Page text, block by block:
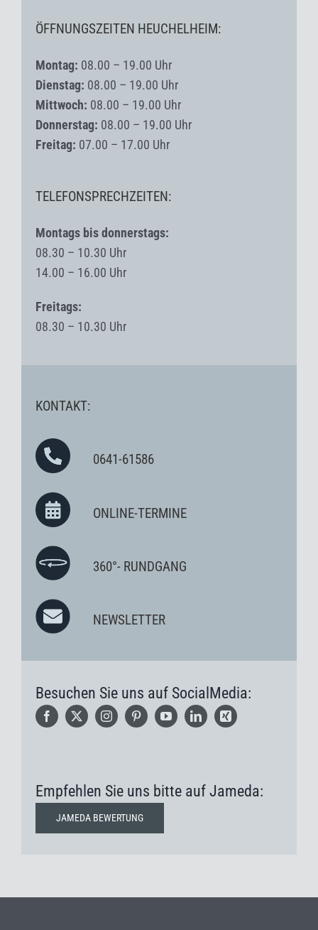
ÖFFNUNGSZEITEN HEUCHELHEIM:
Montag: 08.00 – 19.00 Uhr
Dienstag: 08.00 – 19.00 Uhr
Mittwoch: 08.00 – 19.00 Uhr
Donnerstag: 08.00 – 19.00 Uhr
Freitag: 07.00 – 17.00 Uhr
TELEFONSPRECHZEITEN:
Montags bis donnerstags:
08.30 – 10.30 Uhr
14.00 – 16.00 Uhr
Freitags:
08.30 – 10.30 Uhr
KONTAKT:
0641-61586
ONLINE-TERMINE
360°- RUNDGANG
NEWSLETTER
Besuchen Sie uns auf SocialMedia:
Empfehlen Sie uns bitte auf Jameda:
JAMEDA BEWERTUNG